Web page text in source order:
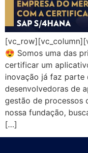
😍 Somos uma das
certificar um
inovação já faz parte
desenvolvedoras de
gestão de processos
nossa fundação,
[…]